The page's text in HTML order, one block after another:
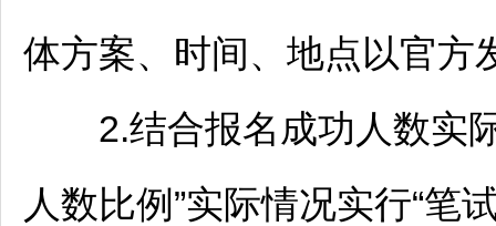
体方案、时间、地点以官方
2.结合报名成功人数实际
人数比例”实际情况实行“笔